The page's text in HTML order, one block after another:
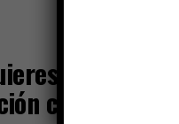
conocer
con el lago